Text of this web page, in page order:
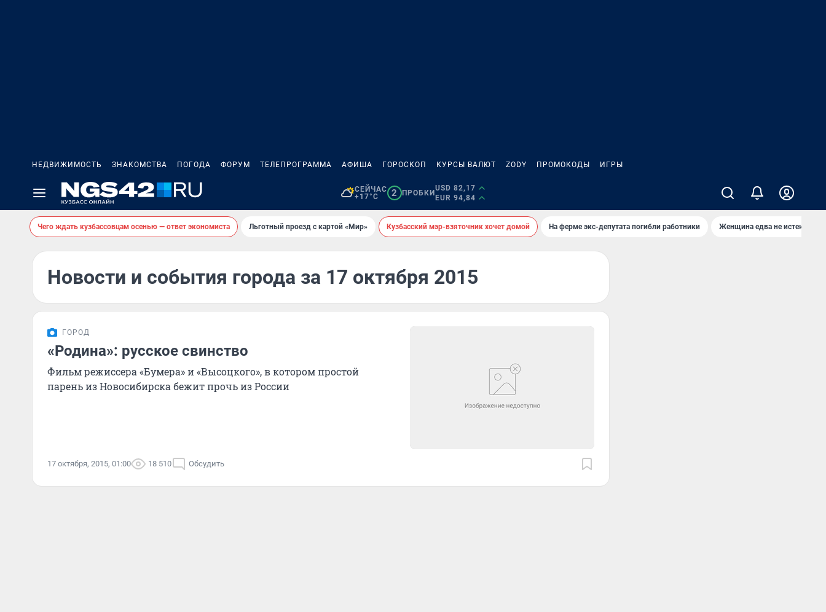
НЕДВИЖИМОСТЬ ЗНАКОМСТВА ПОГОДА ФОРУМ ТЕЛЕПРОГРАММА АФИША ГОРОСКОП КУРСЫ ВАЛЮТ ZODY ПРОМОКОДЫ ИГРЫ
СЕЙЧАС
+17°C
2 ПРОБКИ
USD 82,17
EUR 94,84
Чего ждать кузбассовцам осенью — ответ экономиста Льготный проезд с картой «Мир» Кузбасский мэр-взяточник хочет домой На ферме экс-депутата погибли работники Женщина едва не истекла
Новости и события города за 17 октября 2015
ГОРОД
«Родина»: русское свинство
Фильм режиссера «Бумера» и «Высоцкого», в котором простой
парень из Новосибирска бежит прочь из России
17 октября, 2015, 01:00 18 510 Обсудить